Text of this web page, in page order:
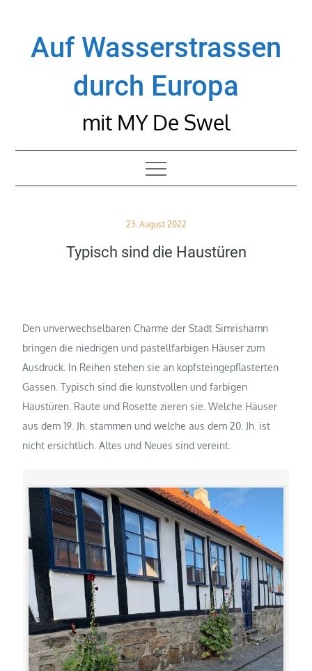
contentAuf Wasserstrassen
durch Europa
mit MY De Swel
Posted
23. August 2022
Typisch sind die Haustüren
Den unverwechselbaren Charme der Stadt Simrishamn
bringen die niedrigen und pastellfarbigen Häuser zum
Ausdruck. In Reihen stehen sie an kopfsteingepflasterten
Gassen. Typisch sind die kunstvollen und farbigen
Haustüren. Raute und Rosette zieren sie. Welche Häuser
aus dem 19. Jh. stammen und welche aus dem 20. Jh. ist
nicht ersichtlich. Altes und Neues sind vereint.